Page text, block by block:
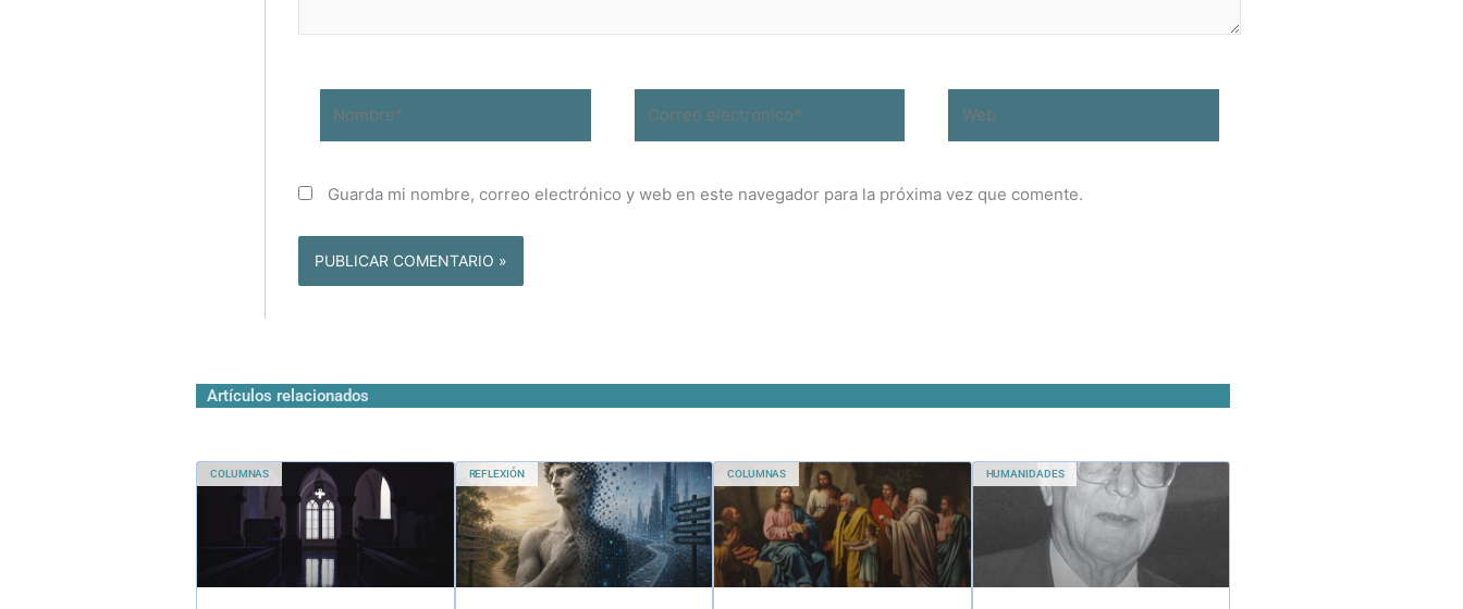
electrónico*
Guarda mi nombre, correo electrónico y web en este navegador para la próxima vez que comente.
Artículos relacionados
Avanzar en el Los límites del Un enfoque Maestro de